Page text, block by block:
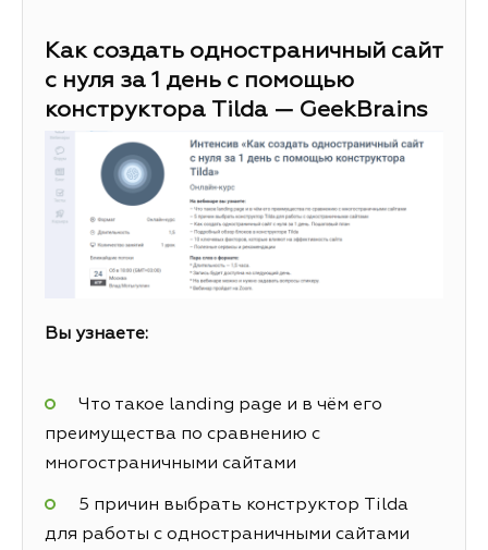
Как создать одностраничный сайт
с нуля за 1 день с помощью
конструктора Tilda — GeekBrains
Вы узнаете:
Что такое landing page и в чём его
преимущества по сравнению с
многостраничными сайтами
5 причин выбрать конструктор Tilda
для работы с одностраничными сайтами